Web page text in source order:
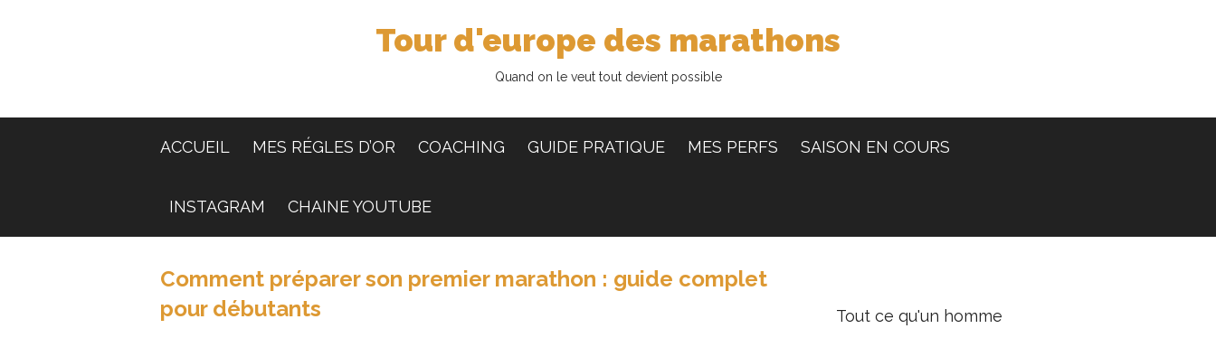
Tour d'europe des marathons
Quand on le veut tout devient possible
ACCUEIL MES RÉGLES D’OR COACHING GUIDE PRATIQUE MES PERFS SAISON EN COURS
INSTAGRAM CHAINE YOUTUBE
Comment préparer son premier marathon : guide complet
pour débutants
Tout ce qu'un homme